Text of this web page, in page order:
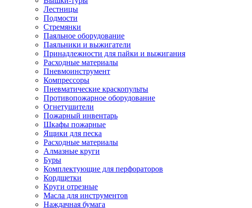
Лестницы
Подмости
Стремянки
Паяльное оборудование
Паяльники и выжигатели
Принадлежности для пайки и выжигания
Расходные материалы
Пневмоинструмент
Компрессоры
Пневматические краскопульты
Противопожарное оборудование
Огнетушители
Пожарный инвентарь
Шкафы пожарные
Ящики для песка
Расходные материалы
Алмазные круги
Буры
Комплектующие для перфораторов
Кордщетки
Круги отрезные
Масла для инструментов
Наждачная бумага